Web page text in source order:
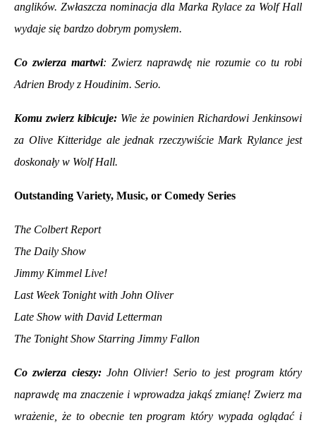
anglików. Zwłaszcza nominacja dla Marka Rylace za Wolf Hall
wydaje się bardzo dobrym pomysłem.
Co zwierza martwi: Zwierz naprawdę nie rozumie co tu robi
Adrien Brody z Houdinim. Serio.
Komu zwierz kibicuje: Wie że powinien Richardowi Jenkinsowi
za Olive Kitteridge ale jednak rzeczywiście Mark Rylance jest
doskonały w Wolf Hall.
Outstanding Variety, Music, or Comedy Series
The Colbert Report
The Daily Show
Jimmy Kimmel Live!
Last Week Tonight with John Oliver
Late Show with David Letterman
The Tonight Show Starring Jimmy Fallon
Co zwierza cieszy:John Olivier! Serio to jest program który
naprawdę ma znaczenie i wprowadza jakąś zmianę! Zwierz ma
wrażenie, że to obecnie ten program który wypada oglądać i